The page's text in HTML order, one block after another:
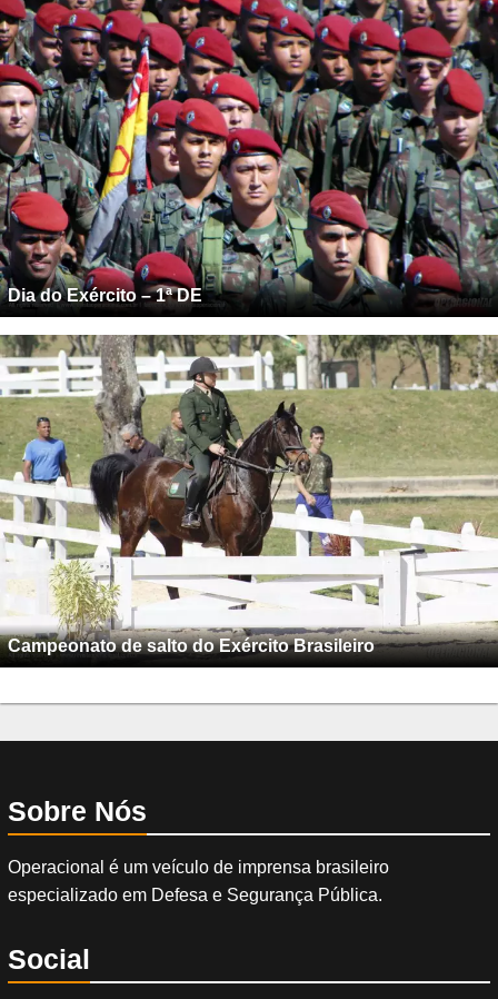
Dia do Exército – 1ª DE
Campeonato de salto do Exército Brasileiro
Sobre Nós
Operacional é um veículo de imprensa brasileiro
especializado em Defesa e Segurança Pública.
Social